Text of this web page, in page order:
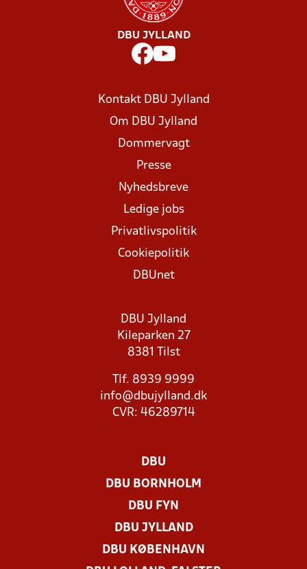
DBU JYLLAND
Kontakt DBU Jylland
Om DBU Jylland
Dommervagt
Presse
Nyhedsbreve
Ledige jobs
Privatlivspolitik
Cookiepolitik
DBUnet
DBU Jylland
Kileparken 27
8381 Tilst
Tlf. 8939 9999
info@dbujylland.dk
CVR: 46289714
DBU
DBU BORNHOLM
DBU FYN
DBU JYLLAND
DBU KØBENHAVN